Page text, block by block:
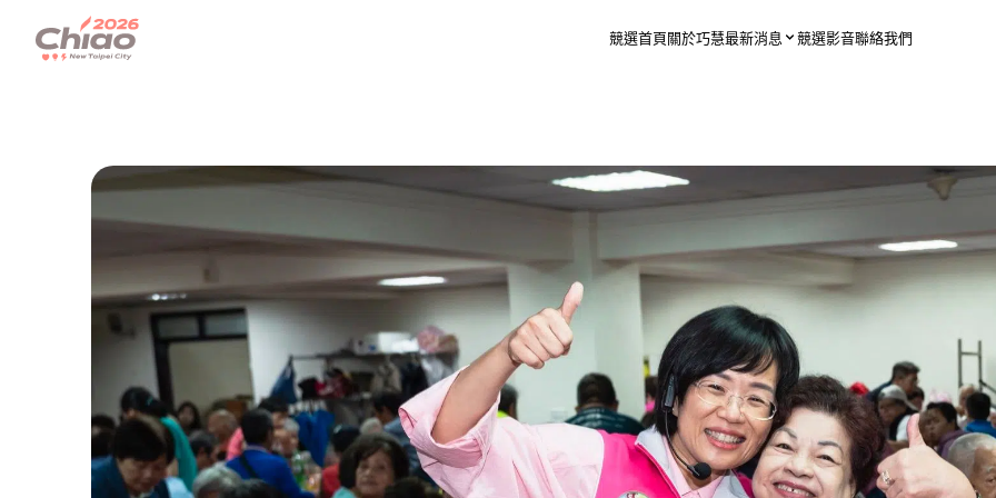
競選首頁關於巧慧最新消息 競選影音聯絡我們